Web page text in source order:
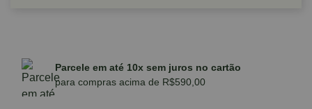
Parcele em até 10x sem juros no cartão
para compras acima de R$590,00